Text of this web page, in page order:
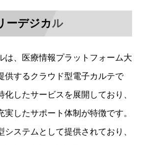
ーデジカル
は、医療情報プラットフォーム大
供するクラウド型電子カルテで
したサービスを展開しており、
実したサポート体制が特徴です。
システムとして提供されており、